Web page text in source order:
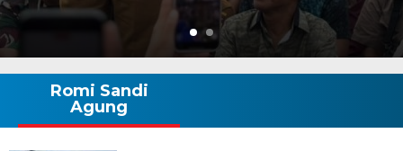
Romi Sandi
Agung